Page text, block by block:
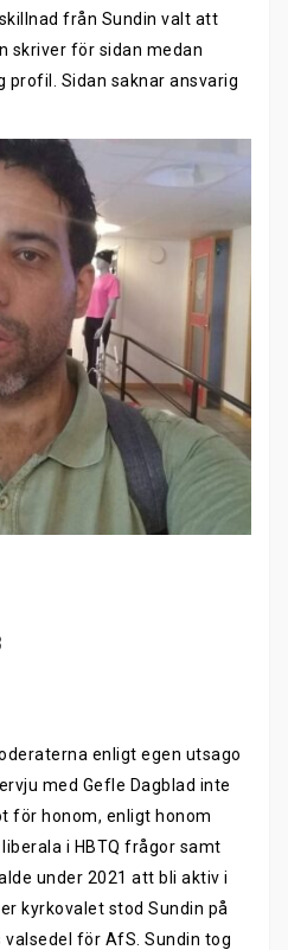
från Sundin valt att
skriver för sidan medan
profil. Sidan saknar ansvarig
enligt egen utsago
med Gefle Dagblad inte
för honom, enligt honom
i HBTQ frågor samt
under 2021 att bli aktiv i
kyrkovalet stod Sundin på
för AfS. Sundin tog